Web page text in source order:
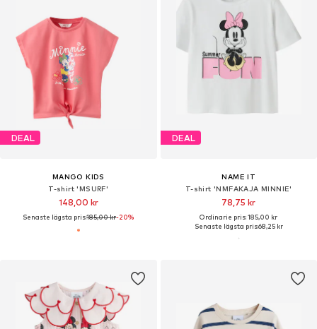
DEAL
MANGO KIDS
T-shirt 'MSURF'
148,00 kr
Senaste lägsta pris:185,00 kr-20%
DEAL
NAME IT
T-shirt 'NMFAKAJA MINNIE'
78,75 kr
Ordinarie pris: 185,00 kr
Senaste lägsta pris:68,25 kr